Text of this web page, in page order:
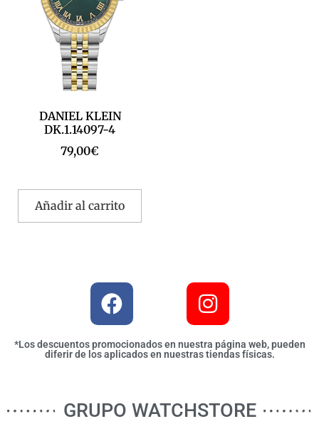
DANIEL KLEIN
DK.1.14097-4
79,00€
Añadir al carrito
*Los descuentos promocionados en nuestra página web, pueden
diferir de los aplicados en nuestras tiendas físicas.
GRUPO WATCHSTORE